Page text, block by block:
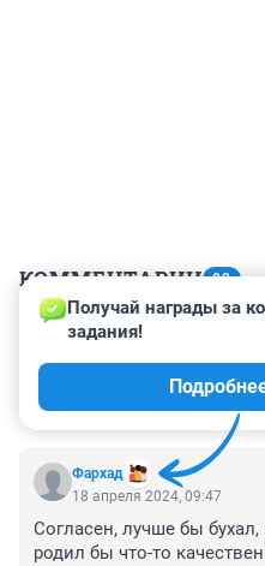
КОММЕНТАРИИ 82
Гость
Пьянки не к добру.
Фархад
Получай награды за
задания!
18 апреля 2024, 09:47
Согласен, лучше бы
родил бы что-то